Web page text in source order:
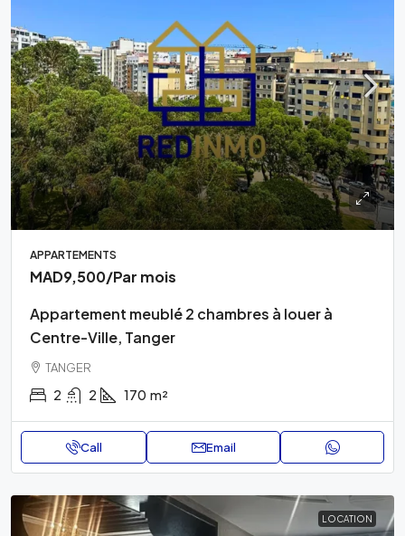
APPARTEMENTS
MAD9,500/Par mois
Appartement meublé 2 chambres à louer à
Centre-Ville, Tanger
TANGER
2 2 170 m²
Call Email
LOCATION